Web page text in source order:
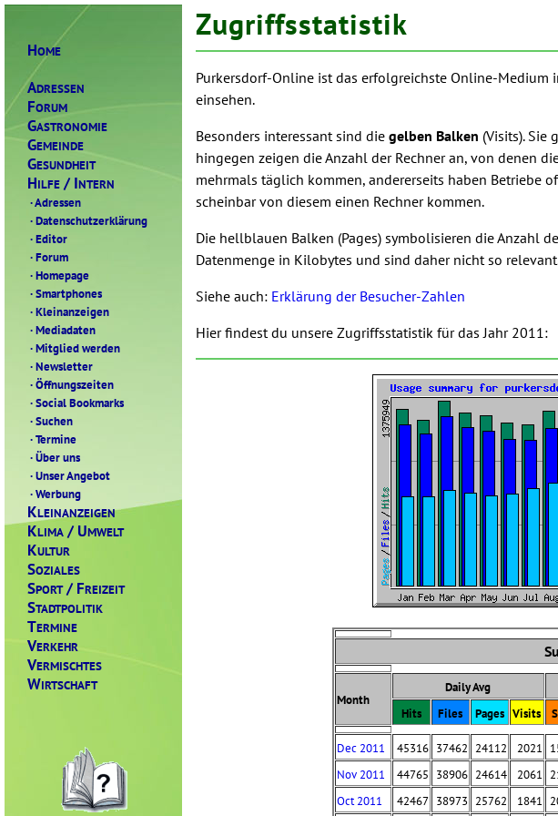
HOME
ADRESSEN
FORUM
GASTRONOMIE
GEMEINDE
GESUNDHEIT
HILFE / INTERN
·Adressen
·Datenschutzerklärung
·Editor
·Forum
·Homepage
·Smartphones
·Kleinanzeigen
·Mediadaten
·Mitglied werden
·Newsletter
·Öffnungszeiten
·Social Bookmarks
·Suchen
·Termine
·Über uns
·Unser Angebot
·Werbung
KLEINANZEIGEN
KLIMA / UMWELT
KULTUR
SOZIALES
SPORT/ FREIZEIT
STADTPOLITIK
TERMINE
VERKEHR
VERMISCHTES
WIRTSCHAFT
Zugriffsstatistik
Purkersdorf-Online ist das erfolgreichste Online-Medium
einsehen.
Besonders interessant sind die gelben Balken (Visits). Sie
hingegen zeigen die Anzahl der Rechner an, von denen
mehrmals täglich kommen, andererseits haben Betriebe
scheinbar von diesem einen Rechner kommen.
Die hellblauen Balken (Pages) symbolisieren die Anzahl
Datenmenge in Kilobytes und sind daher nicht so
Siehe auch: Erklärung der Besucher-Zahlen
Hier findest du unsere Zugriffsstatistik für das Jahr 2011:
Month
Daily Avg
Hits
Files Pages Visits
Dec 2011 45316 37462 24112 2021
Nov 2011
44765 38906 24614 2061
Oct 2011
42467 38973 25762 1841